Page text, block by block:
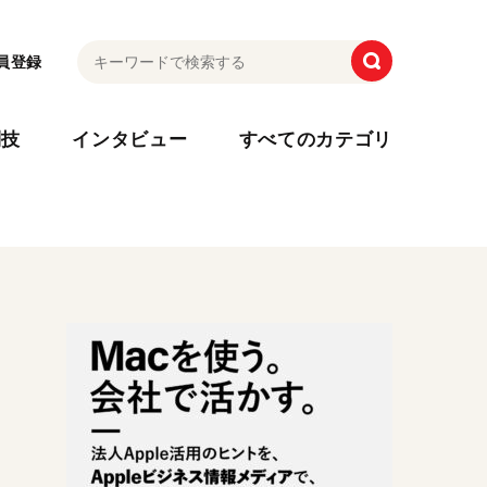
登録
インタビュー すべてのカテゴリ